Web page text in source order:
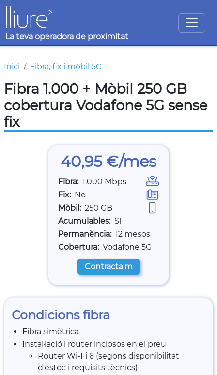
Vés al contingut
La teva operadora de proximitat
Fil d'ariadna
Inici Fibra, fix i mòbil 5G
Fibra 1.000 + Mòbil 250 GB
cobertura Vodafone 5G sense
fix
40,95 €/mes
Fibra 1.000 Mbps
Fix
No
Mòbil
250 GB
Acumulables
Sí
Permanència 12 mesos
Cobertura Vodafone 5G
Contracta'm
Condicions fibra
Fibra simètrica
Instal·lació i router inclosos en el preu
Router Wi-Fi 6 (segons disponibilitat
d'estoc i requisits tècnics)